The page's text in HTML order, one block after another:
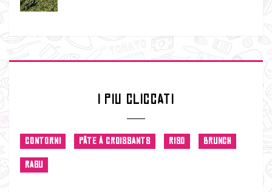
I PIU CLICCATI
CONTORNI PÂTE À CROISSANTS RISO BRUNCH
RAGU